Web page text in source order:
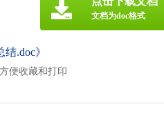
.doc》
便收藏和打印
文档为doc格式